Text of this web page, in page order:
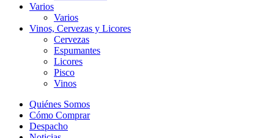
Varios
Varios
Vinos, Cervezas y Licores
Cervezas
Espumantes
Licores
Pisco
Vinos
Quiénes Somos
Cómo Comprar
Despacho